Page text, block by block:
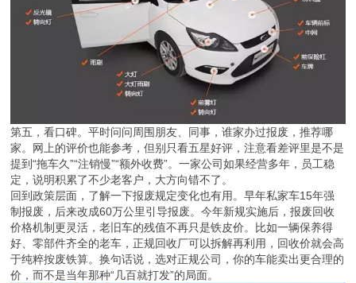
第五，看口碑。平时问问周围朋友、同事，谁家办过报废，推荐哪
家。网上的评价也能参考，但别只看五星好评，注意看差评里是不是
提到“拖车久”“注销慢”“额外收费”。一家公司如果经营多年，员工稳
定，说明积累了不少老客户，大方向错不了。
回到政策层面，了解一下报废规定变化也有用。早年私家车15年强
制报废，后来改成60万公里引导报废。今年新规实施后，报废回收
价格机制更灵活，老旧车的残值不再只是铁皮价。比如一辆保养得
好、零部件齐全的老车，正规回收厂可以拆解再利用，回收价就会高
于纯粹按废铁算。换句话说，选对正规公司，你的车能卖出更合理的
价，而不是当年那种“几百就打发”的局面。